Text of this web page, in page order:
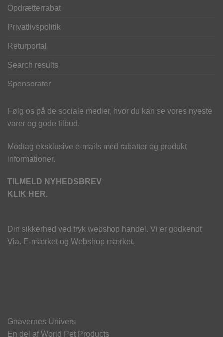
Opdrætterrabat
Privatlivspolitik
Returportal
Search results
Sponsorater
Følg os på de sociale medier, hvor du kan se vores nyeste
varer og gode tilbud.
Modtag eksklusive e-mails med rabatter og produkt
informationer.
TILMELD NYHEDSBREV
KLIK HER.
Din sikkerhed ved tryk webshop handel. Vi er godkendt
Via. E-mærket og Webshop mærket.
Gnavernes Univers
En del af World Pet Products